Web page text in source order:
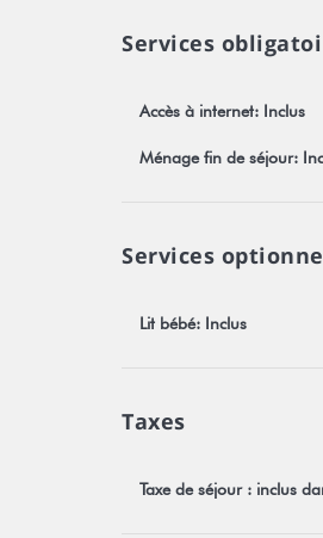
Services
Accès à internet: Inclus
Ménage fin de séjour:
Services
Lit bébé: Inclus
Taxes
Taxe de séjour : inclus